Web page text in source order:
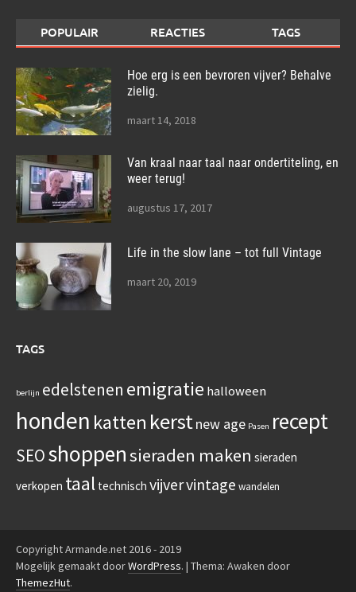
POPULAIR REACTIES TAGS
Hoe erg is een bevroren vijver? Behalve
zielig.
maart 14, 2018
Van kraal naar taal naar ondertiteling, en
weer terug!
augustus 17, 2017
Life in the slow lane – tot full Vintage
maart 20, 2019
TAGS
berlijn edelstenen emigratie halloween
honden katten kerstnew age Pasen recept
SEOshoppensieraden maken sieraden
verkopen taal technisch vijvervintage wandelen
Copyright Armande.net 2016 - 2019
Mogelijk gemaakt doorWordPress. | Thema: Awaken door
ThemezHut.